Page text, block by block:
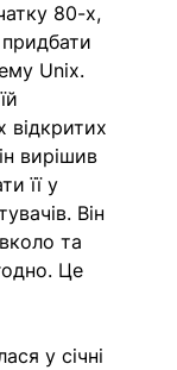
80-х,
Unix.
відкритих
вирішив
її у
Він
та
Це
у січні